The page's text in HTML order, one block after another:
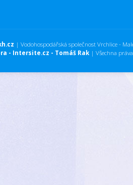
| Vodohospodářská společnost Vrchlice -
- Intersite.cz - Tomáš Rak | Všechna